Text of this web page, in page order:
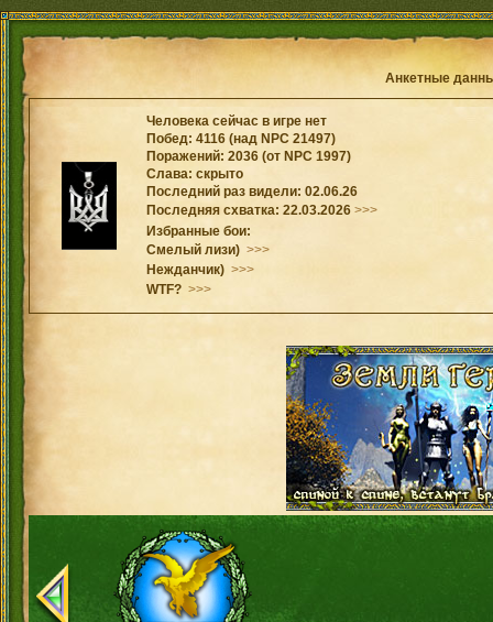
Анкетные
Человека сейчас в игре нет
Побед: 4116 (над NPC 21497)
Поражений: 2036 (от NPC 1997)
Слава: скрыто
Последний раз видели: 02.06.26
Последняя схватка: 22.03.2026 >>>
Избранные бои:
Смелый лизи) >>>
Нежданчик) >>>
WTF? >>>